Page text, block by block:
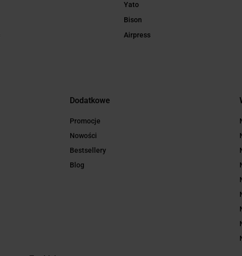
Yato
Bison
Airpress
Dodatkowe
Promocje
Nowości
Bestsellery
Blog